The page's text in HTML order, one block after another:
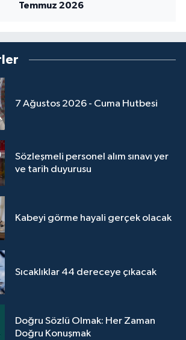
Temmuz 2026
7 Ağustos 2026 - Cuma Hutbesi
Sözleşmeli personel alım sınavı yer
ve tarih duyurusu
Kabeyi görme hayali gerçek olacak
Sıcaklıklar 44 dereceye çıkacak
Doğru Sözlü Olmak: Her Zaman
Doğru Konuşmak